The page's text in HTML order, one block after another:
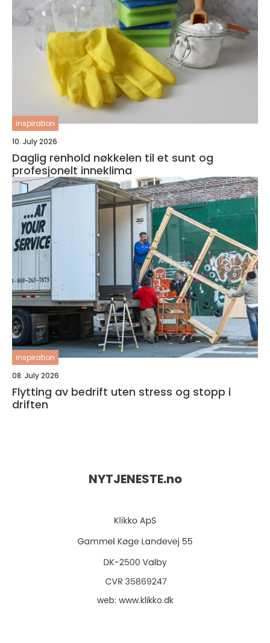
inspiration
10. July 2026
Daglig renhold nøkkelen til et sunt og
profesjonelt inneklima
inspiration
08. July 2026
Flytting av bedrift uten stress og stopp i
driften
NYTJENESTE.no
web: www.klikko.dk